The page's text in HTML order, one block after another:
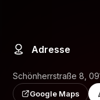
Adresse
Schönherrstraße 8,
Google Maps